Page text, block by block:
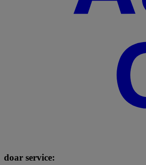
doar service: